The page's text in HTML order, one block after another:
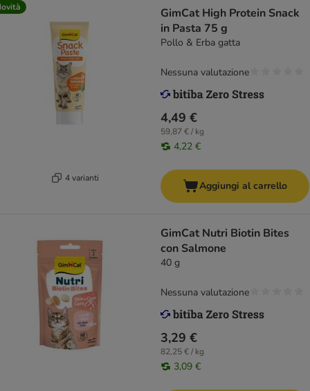
4 varianti
GimCat High Protein Snack
in Pasta 75 g
Pollo & Erba gatta
4,49 €
59,87 € / kg
4,22 €
Nessuna valutazione
Aggiungi al carrello
GimCat Nutri Biotin Bites
con Salmone
40 g
3,29 €
82,25 € / kg
3,09 €
Nessuna valutazione